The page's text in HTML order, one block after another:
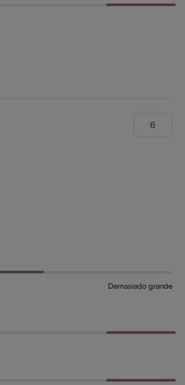
6
Demasiado grande